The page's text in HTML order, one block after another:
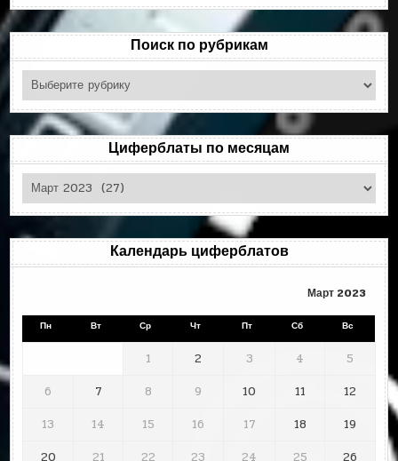
Поиск по рубрикам
Поиск
рубрикам
Циферблаты по месяцам
Циферблаты
месяцам
Календарь циферблатов
Март 2023
Пн Вт Ср Чт Пт Сб Вс
1 2 3 4
5
6
7 8 9 10 11
12
13
14 15 16 17 18
19
20
21 22 23 24 25 26